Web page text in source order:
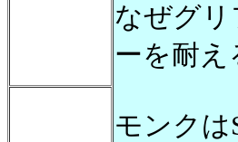
なぜグ
ーを耐え
モンク